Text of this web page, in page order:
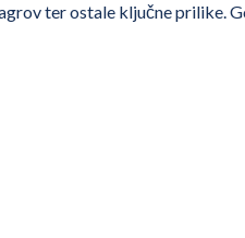
ter ostale ključne prilike.